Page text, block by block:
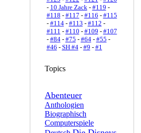
- 10 Jahre Zack- #119 -
#118 - #117 - #116 - #115
- #114- #113 - #112 -
#111 - #110 - #109 - #107
- #84- #75 - #64- #55 -
#46 - SH #4- #9 - #1
Topics
Abenteuer
Anthologien
Biographisch
Computerspiele